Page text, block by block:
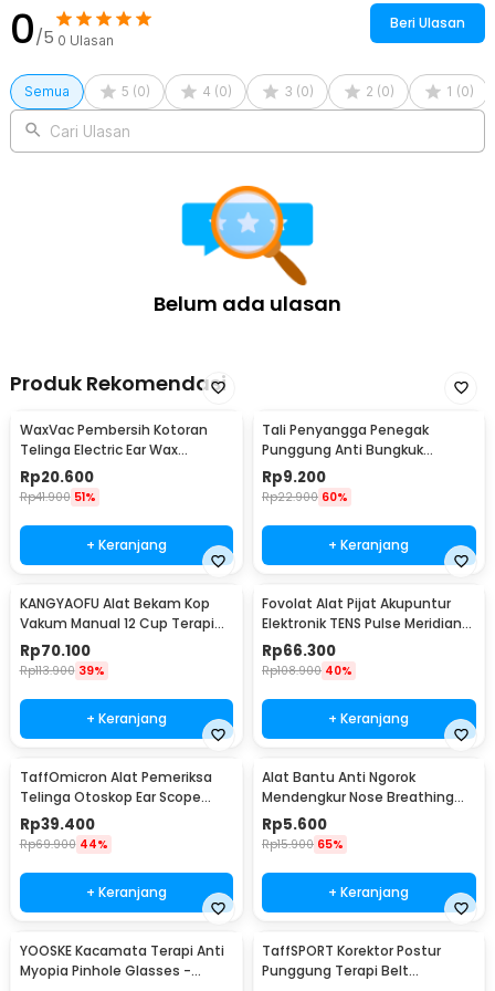
0/5 0 Ulasan
Beri Ulasan
Semua 5 (0) 4 (0) 3 (0) 2 (0) 1 (0)
Cari Ulasan
Belum ada ulasan
Produk Rekomendasi
WaxVac Pembersih Kotoran
Telinga Electric Ear Wax
Vacuum Silicon Tip - 682
Rp20.600
Rp41.900 51%
+ Keranjang
Tali Penyangga Penegak
Punggung Anti Bungkuk
Posture Corrector Size S
Rp9.200
Rp22.900 60%
+ Keranjang
KANGYAOFU Alat Bekam Kop
Vakum Manual 12 Cup Terapi
Cupping Set - KN12
Rp70.100
Rp113.900 39%
+ Keranjang
Fovolat Alat Pijat Akupuntur
Elektronik TENS Pulse Meridian
Massager - SY-D2-116
Rp66.300
Rp108.900 40%
+ Keranjang
TaffOmicron Alat Pemeriksa
Telinga Otoskop Ear Scope
with LED Light - KT-GF08HA
Rp39.400
Rp69.900 44%
+ Keranjang
Alat Bantu Anti Ngorok
Mendengkur Nose Breathing
Stop Snoring 4 PCS
Rp5.600
Rp15.900 65%
+ Keranjang
YOOSKE Kacamata Terapi Anti
Myopia Pinhole Glasses -
TaffSPORT Korektor Postur
Punggung Terapi Belt